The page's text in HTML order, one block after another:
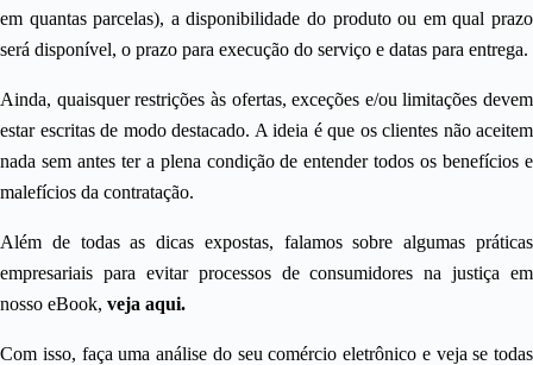
em quantas parcelas), a disponibilidade do produto ou em qual prazo
será disponível, o prazo para execução do serviço e datas para entrega.
Ainda, quaisquer restrições às ofertas, exceções e/ou limitações devem
estar escritas de modo destacado. A ideia é que os clientes não aceitem
nada sem antes ter a plena condição de entender todos os benefícios e
malefícios da contratação.
Além de todas as dicas expostas, falamos sobre algumas práticas
empresariais para evitar processos de consumidores na justiça em
nosso eBook, veja aqui.
Com isso, faça uma análise do seu comércio eletrônico e veja se todas